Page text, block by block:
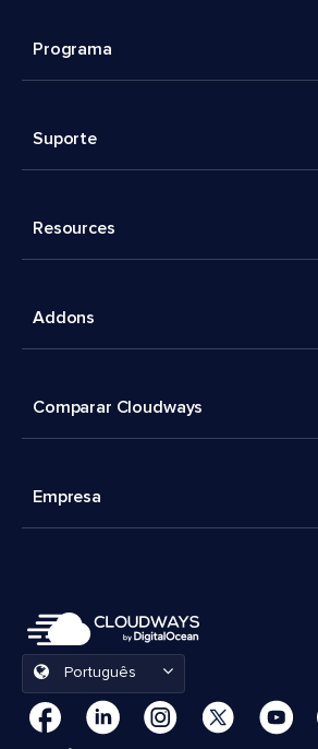
Programa
Suporte
Resources
Addons
Comparar Cloudways
Empresa
Português